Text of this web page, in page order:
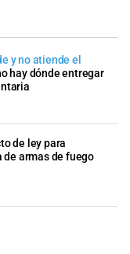
y no atiende el
hay dónde entregar
de ley para
armas de fuego